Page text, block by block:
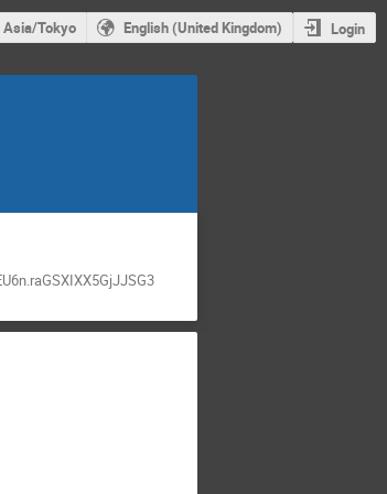
Asia/Tokyo English (United Kingdom) Login